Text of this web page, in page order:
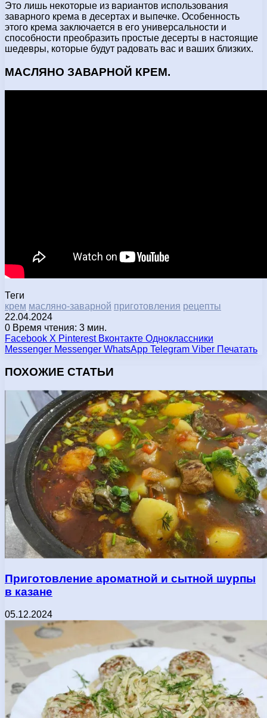
Это лишь некоторые из вариантов использования
заварного крема в десертах и выпечке. Особенность
этого крема заключается в его универсальности и
способности преобразить простые десерты в настоящие
шедевры, которые будут радовать вас и ваших близких.
МАСЛЯНО ЗАВАРНОЙ КРЕМ.
Теги
крем масляно-заварной приготовления рецепты
22.04.2024
0 Время чтения: 3 мин.
Facebook X Pinterest Вконтакте Одноклассники
Messenger Messenger WhatsApp Telegram Viber Печатать
ПОХОЖИЕ СТАТЬИ
Приготовление ароматной и сытной шурпы
в казане
05.12.2024